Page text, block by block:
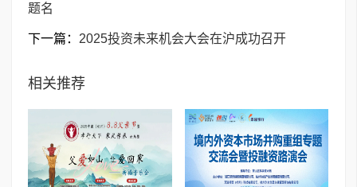
题名
下一篇： 2025投资未来机会大会在沪成功召开
相关推荐